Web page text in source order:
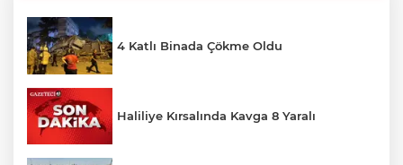
4 Katlı Binada Çökme Oldu
Haliliye Kırsalında Kavga 8 Yaralı